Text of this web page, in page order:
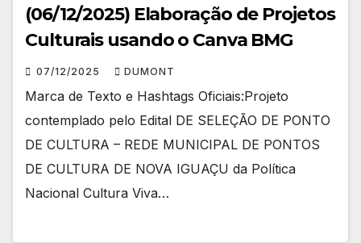
(06/12/2025) Elaboração de Projetos
Culturais usando o Canva BMG
07/12/2025 DUMONT
Marca de Texto e Hashtags Oficiais:Projeto
contemplado pelo Edital DE SELEÇÃO DE PONTO
DE CULTURA – REDE MUNICIPAL DE PONTOS
DE CULTURA DE NOVA IGUAÇU da Política
Nacional Cultura Viva…